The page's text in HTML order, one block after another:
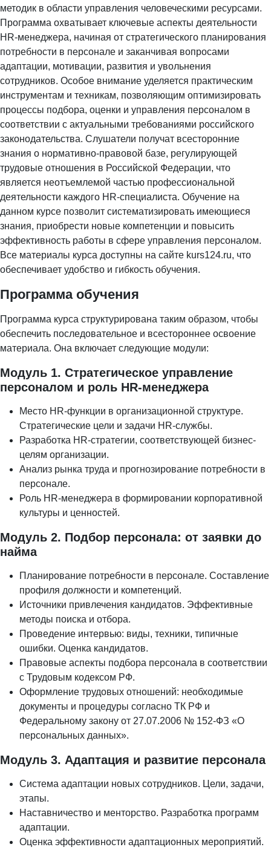
методик в области управления человеческими ресурсами.
Программа охватывает ключевые аспекты деятельности
HR-менеджера, начиная от стратегического планирования
потребности в персонале и заканчивая вопросами
адаптации, мотивации, развития и увольнения
сотрудников. Особое внимание уделяется практическим
инструментам и техникам, позволяющим оптимизировать
процессы подбора, оценки и управления персоналом в
соответствии с актуальными требованиями российского
законодательства. Слушатели получат всесторонние
знания о нормативно-правовой базе, регулирующей
трудовые отношения в Российской Федерации, что
является неотъемлемой частью профессиональной
деятельности каждого HR-специалиста. Обучение на
данном курсе позволит систематизировать имеющиеся
знания, приобрести новые компетенции и повысить
эффективность работы в сфере управления персоналом.
Все материалы курса доступны на сайте kurs124.ru, что
обеспечивает удобство и гибкость обучения.
Программа обучения
Программа курса структурирована таким образом, чтобы
обеспечить последовательное и всестороннее освоение
материала. Она включает следующие модули:
Модуль 1. Стратегическое управление
персоналом и роль HR-менеджера
Место HR-функции в организационной структуре.
Стратегические цели и задачи HR-службы.
Разработка HR-стратегии, соответствующей бизнес-
целям организации.
Анализ рынка труда и прогнозирование потребности в
персонале.
Роль HR-менеджера в формировании корпоративной
культуры и ценностей.
Модуль 2. Подбор персонала: от заявки до
найма
Планирование потребности в персонале. Составление
профиля должности и компетенций.
Источники привлечения кандидатов. Эффективные
методы поиска и отбора.
Проведение интервью: виды, техники, типичные
ошибки. Оценка кандидатов.
Правовые аспекты подбора персонала в соответствии
с Трудовым кодексом РФ.
Оформление трудовых отношений: необходимые
документы и процедуры согласно ТК РФ и
Федеральному закону от 27.07.2006 № 152-ФЗ «О
персональных данных».
Модуль 3. Адаптация и развитие персонала
Система адаптации новых сотрудников. Цели, задачи,
этапы.
Наставничество и менторство. Разработка программ
адаптации.
Оценка эффективности адаптационных мероприятий.